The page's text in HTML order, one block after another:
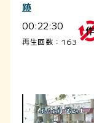
跡
00:22:30
再生回数：163